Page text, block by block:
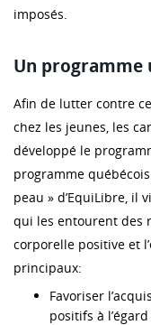
imposés.
Un programme
Afin de lutter contre
chez les jeunes, les
développé le
programme
peau » d’EquiLibre, il
qui les entourent des
corporelle positive et
principaux:
Favoriser
positifs à